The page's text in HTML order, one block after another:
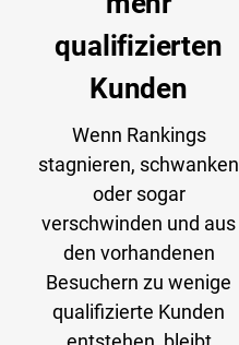
qualifizierten
Kunden
Wenn Rankings
stagnieren, schwanken
oder sogar
verschwinden und aus
den vorhandenen
Besuchern zu wenige
qualifizierte Kunden